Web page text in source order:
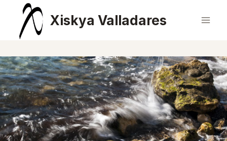
Saltar
contenido
Xiskya Valladares